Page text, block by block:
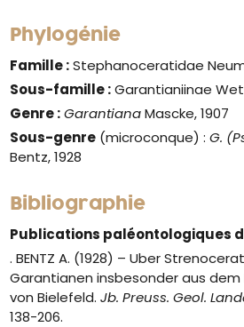
Phylogénie
Famille :Stephanoceratidae
Sous-famille :Garantianiinae
Genre : GarantianaMascke, 1907
Sous-genre (microconque) :G.
Bentz, 1928
Bibliographie
Publications paléontologiques
. BENTZ A. (1928) – Uber
Garantianen insbesonder aus
von Bielefeld.Jb. Preuss. Geol.
138-206.